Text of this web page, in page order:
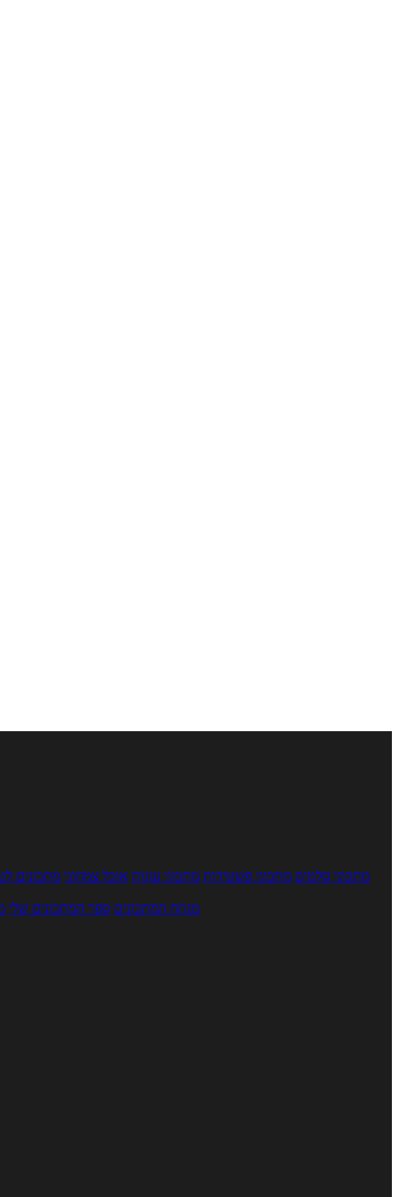
מתכוני סלטים מתכוני פשטידות מתכוני עוגות אוכל צמחוני מתכונים
מנתח המתכונים ספר המתכונים שלי